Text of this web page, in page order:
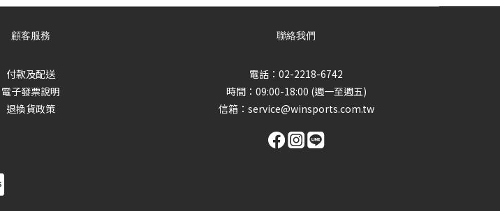
顧客服務
付款及配送
電子發票說明
退換貨政策
聯絡我們
電話：02-2218-6742
時間：09:00-18:00 (週一至週五)
信箱： service@winsports.com.tw